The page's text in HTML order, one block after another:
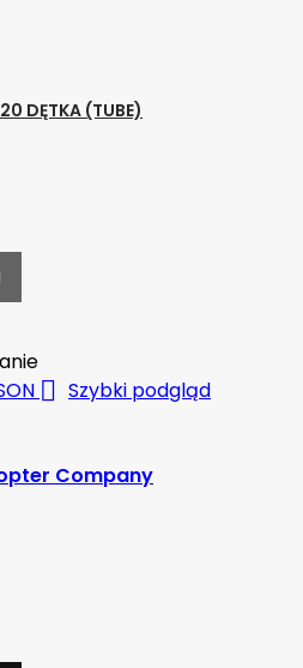
DĘTKA (TUBE)
 Szybki podgląd
Company